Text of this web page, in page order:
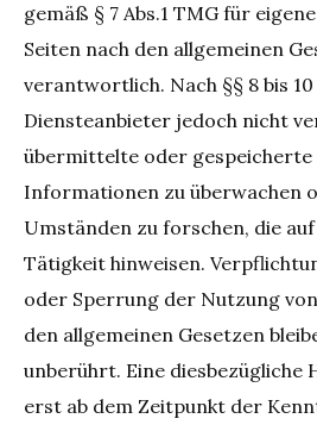
gemäß § 7 Abs.1 TMG für
Seiten nach den allgemeinen
verantwortlich. Nach §§ 8 bis 10
Diensteanbieter jedoch nicht
übermittelte oder
Informationen zu überwachen
Umständen zu forschen, die
Tätigkeit hinweisen.
oder Sperrung der Nutzung
den allgemeinen Gesetzen
unberührt. Eine diesbezügliche
erst ab dem Zeitpunkt der